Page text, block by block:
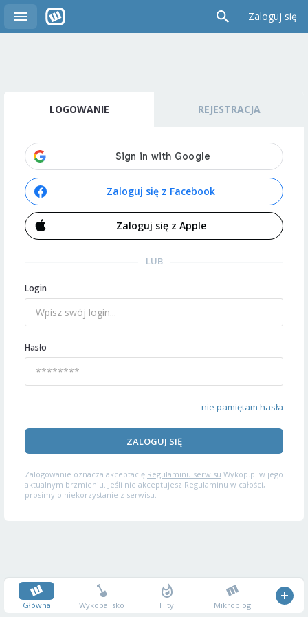
Zaloguj się
LOGOWANIE REJESTRACJA
Zaloguj się z Facebook
Zaloguj się z Apple
LUB
Login
Hasło
nie pamiętam hasła
ZALOGUJ SIĘ
Zalogowanie oznacza akceptację Regulaminu serwisu Wykop.pl w jego
aktualnym brzmieniu. Jeśli nie akceptujesz Regulaminu w całości,
prosimy o niekorzystanie z serwisu.
Główna Wykopalisko Hity Mikroblog